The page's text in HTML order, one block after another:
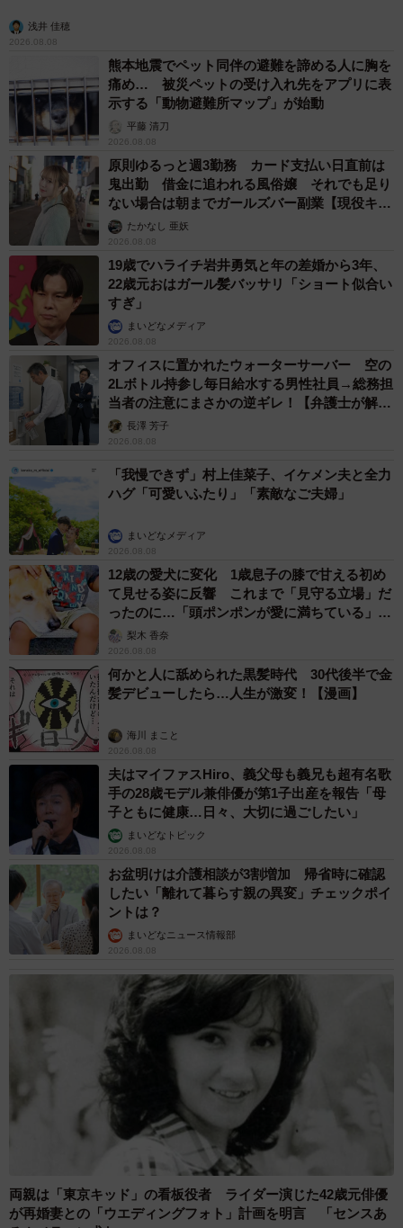
浅井 佳穂
2026.08.08
熊本地震でペット同伴の避難を諦める人に胸を
痛め… 被災ペットの受け入れ先をアプリに表
示する「動物避難所マップ」が始動
平藤 清刀
2026.08.08
原則ゆるっと週3勤務 カード支払い日直前は
鬼出勤 借金に追われる風俗嬢 それでも足り
ない場合は朝までガールズバー副業【現役キャ
ストに取材】
たかなし 亜妖
2026.08.08
19歳でハライチ岩井勇気と年の差婚から3年、
22歳元おはガール髪バッサリ「ショート似合い
すぎ」
まいどなメディア
2026.08.08
オフィスに置かれたウォーターサーバー 空の
2Lボトル持参し毎日給水する男性社員→総務担
当者の注意にまさかの逆ギレ！【弁護士が解
説】長澤 芳子
2026.08.08
「我慢できず」村上佳菜子、イケメン夫と全力
ハグ「可愛いふたり」「素敵なご夫婦」
まいどなメディア
2026.08.08
12歳の愛犬に変化 1歳息子の膝で甘える初め
て見せる姿に反響 これまで「見守る立場」だ
ったのに…「頭ポンポンが愛に満ちている」
「尊…」
梨木 香奈
2026.08.08
何かと人に舐められた黒髪時代 30代後半で金
髪デビューしたら…人生が激変！【漫画】
海川 まこと
2026.08.08
夫はマイファスHiro、義父母も義兄も超有名歌
手の28歳モデル兼俳優が第1子出産を報告「母
子ともに健康…日々、大切に過ごしたい」
まいどなトピック
2026.08.08
お盆明けは介護相談が3割増加 帰省時に確認
したい「離れて暮らす親の異変」チェックポイ
ントは？
まいどなニュース情報部
2026.08.08
両親は「東京キッド」の看板役者 ライダー演じた42歳元俳優
が再婚妻との「ウエディングフォト」計画を明言 「センスあ